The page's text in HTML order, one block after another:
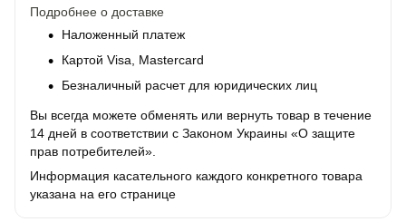
Подробнее о доставке
Наложенный платеж
Картой Visa, Mastercard
Безналичный расчет для юридических лиц
Вы всегда можете обменять или вернуть товар в течение
14 дней в соответствии с Законом Украины «О защите
прав потребителей».
Информация касательного каждого конкретного товара
указана на его странице